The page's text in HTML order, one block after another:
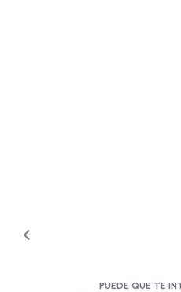
PUEDE QUE TE